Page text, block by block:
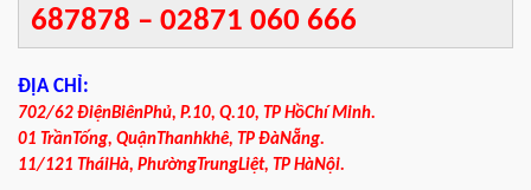
687878 – 02871 060 666
ĐỊA CHỈ:
702/62 ĐiệnBiênPhủ, P.10, Q.10, TP HồChí Minh.
01 TrầnTống, QuậnThanhkhê, TP ĐàNẵng.
11/121 TháiHà, PhườngTrungLiệt, TP HàNội.